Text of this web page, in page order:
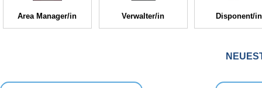
Area Manager/in Verwalter/in Disponent/in